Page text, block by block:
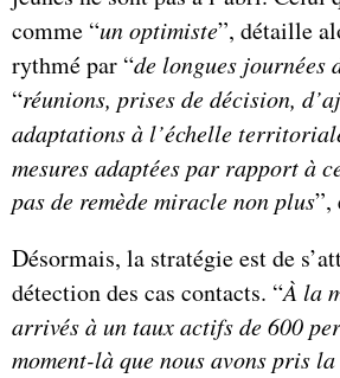
comme “un optimiste”, détaille
rythmé par “de longues journées
“réunions, prises de décision,
adaptations à l’échelle
mesures adaptées par rapport à
pas de remède miracle non plus”,
Désormais, la stratégie est de
détection des cas contacts. “À la
arrivés à un taux actifs de 600
moment-là que nous avons pris